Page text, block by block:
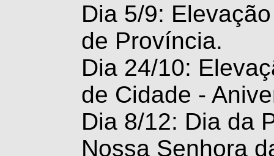
Dia 5/9:
de Província.
Dia 24/10:
de Cidade -
Dia 8/12: Dia da
Nossa Senhora